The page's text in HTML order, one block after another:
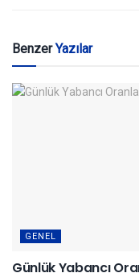
BenzerYazılar
GENEL
Günlük Yabancı